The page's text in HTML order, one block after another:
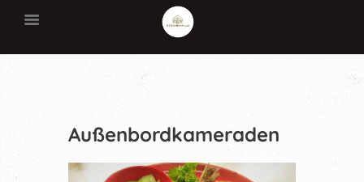
Außenbordkameraden